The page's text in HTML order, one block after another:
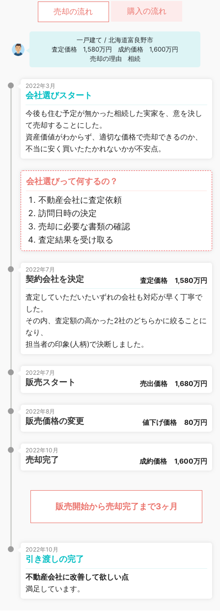
売却の流れ 購入の流れ
一戸建て / 北海道富良野市
査定価格
1,580万円 成約価格
1,600万円
売却の理由
相続
2022年3月
会社選びスタート
今後も住む予定が無かった相続した実家を、意を決し
て売却することにした。
資産価値がわからず、適切な価格で売却できるのか、
不当に安く買いたたかれないかが不安点。
会社選びって何するの？
不動産会社に査定依頼
訪問日時の決定
売却に必要な書類の確認
査定結果を受け取る
2022年7月
契約会社を決定 査定価格 1,580万円
査定していただいたいずれの会社も対応が早く丁寧で
した。
その内、査定額の高かった2社のどちらかに絞ることに
なり、
担当者の印象(人柄)で決断しました。
2022年7月
販売スタート 売出価格 1,680万円
2022年8月
販売価格の変更 値下げ価格 80万円
2022年10月
売却完了 成約価格 1,600万円
販売開始から売却完了まで3ヶ月
2022年10月
引き渡しの完了
不動産会社に改善して欲しい点
満足しています。